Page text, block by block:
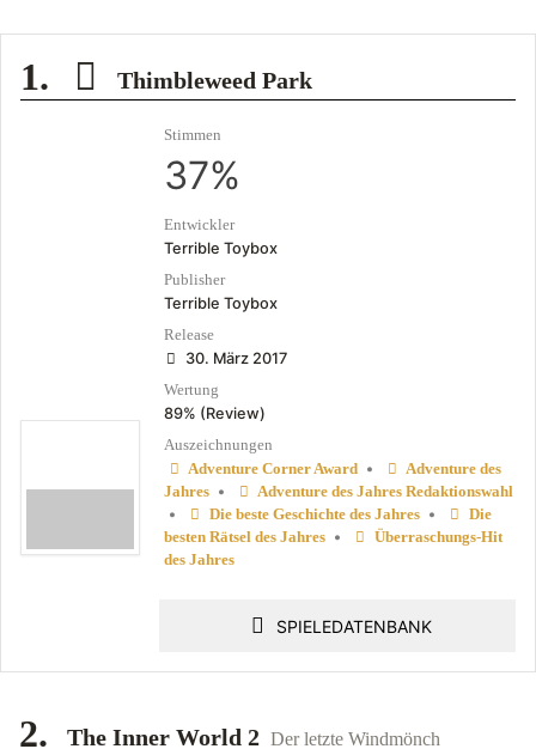
1. Thimbleweed Park
Stimmen
37%
Entwickler
Terrible Toybox
Publisher
Terrible Toybox
Release
30. März 2017
Wertung
89% (Review)
Auszeichnungen
Adventure Corner Award •
Adventure des
Jahres • Adventure des Jahres Redaktionswahl
• Die beste Geschichte des Jahres •
Die
besten Rätsel des Jahres •
Überraschungs-Hit
des Jahres
SPIELEDATENBANK
2. The Inner World 2 Der letzte Windmönch